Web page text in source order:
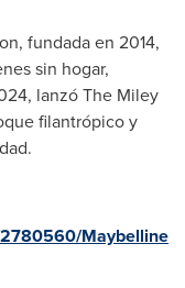
fundada en 2014,
sin hogar,
lanzó The Miley
filantrópico y
Maybelline